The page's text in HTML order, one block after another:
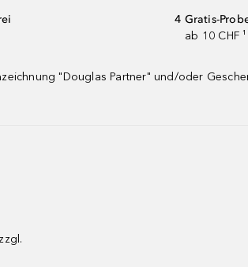
4 Gratis-
ab 10 CHF ¹
"Douglas Partner" und/oder